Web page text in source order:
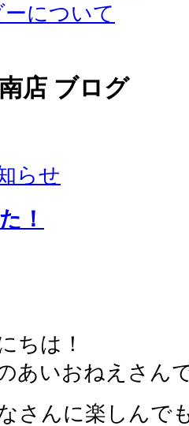
について
店 ブログ
らせ
！
ちは！
あいおねえさん
さんに楽しんで